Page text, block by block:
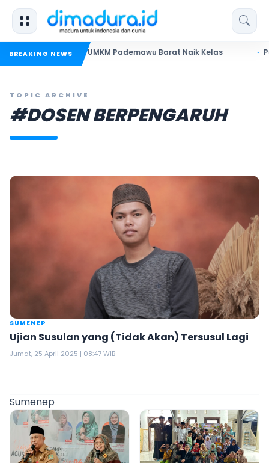
BREAKING NEWS
Dorong UMKM Pademawu Barat Naik Kelas
TOPIC ARCHIVE
#DOSEN BERPENGARUH
SUMENEP
Ujian Susulan yang (Tidak Akan) Tersusul Lagi
Jumat, 25 April 2025 | 08:47 WIB
Sumenep